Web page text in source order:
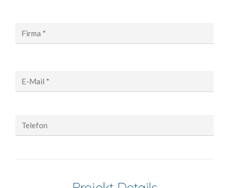
Firma *
E-Mail *
Telefon